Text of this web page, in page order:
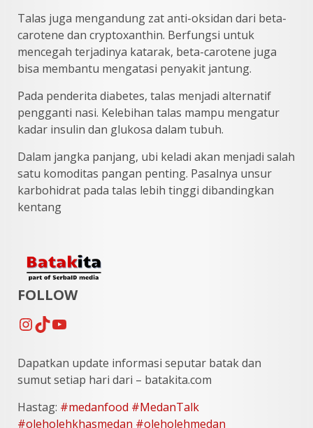
Talas juga mengandung zat anti-oksidan dari beta-
carotene dan cryptoxanthin. Berfungsi untuk
mencegah terjadinya katarak, beta-carotene juga
bisa membantu mengatasi penyakit jantung.
Pada penderita diabetes, talas menjadi alternatif
pengganti nasi. Kelebihan talas mampu mengatur
kadar insulin dan glukosa dalam tubuh.
Dalam jangka panjang, ubi keladi akan menjadi salah
satu komoditas pangan penting. Pasalnya unsur
karbohidrat pada talas lebih tinggi dibandingkan
kentang
FOLLOW
Instagram
TikTok
YouTube
Dapatkan update informasi seputar batak dan
sumut setiap hari dari – batakita.com
Hastag: #medanfood #MedanTalk
#oleholehkhasmedan #oleholehmedan